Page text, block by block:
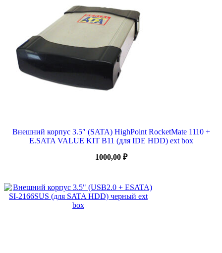
Внешний корпус 3.5″ (SATA) HighPoint RocketMate 1110 +
E.SATA VALUE KIT B11 (для IDE HDD) ext box
1000,00 ₽